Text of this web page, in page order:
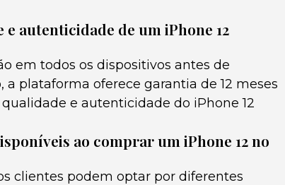
autenticidade de um iPhone 12
em todos os dispositivos antes de
plataforma oferece garantia de 12 meses
e autenticidade do iPhone 12
ao comprar um iPhone 12 no
clientes podem optar por diferentes